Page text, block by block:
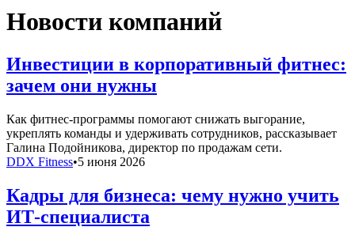
Новости компаний
Инвестиции в корпоративный фитнес:
зачем они нужны
Как фитнес-программы помогают снижать выгорание,
укреплять команды и удерживать сотрудников, рассказывает
Галина Подойникова, директор по продажам сети.
DDX Fitness•5 июня 2026
Кадры для бизнеса: чему нужно учить
ИТ-специалиста